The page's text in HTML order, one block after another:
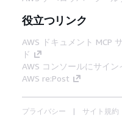
役立つリンク
AWS ドキュメント MCP
ド
AWS コンソールにサイン
AWS re:Post
プライバシー サイト規約